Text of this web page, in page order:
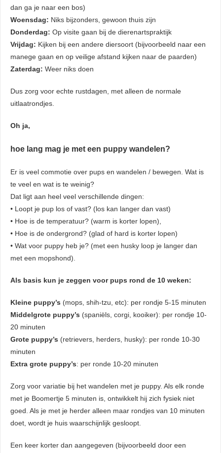
dan ga je naar een bos)
Woensdag: Niks bijzonders, gewoon thuis zijn
Donderdag: Op visite gaan bij de dierenartspraktijk
Vrijdag: Kijken bij een andere diersoort (bijvoorbeeld naar een
manege gaan en op veilige afstand kijken naar de paarden)
Zaterdag: Weer niks doen
Dus zorg voor echte rustdagen, met alleen de normale
uitlaatrondjes.
Oh ja,
hoe lang mag je met een puppy wandelen?
Er is veel commotie over pups en wandelen / bewegen. Wat is
te veel en wat is te weinig?
Dat ligt aan heel veel verschillende dingen:
• Loopt je pup los of vast? (los kan langer dan vast)
• Hoe is de temperatuur? (warm is korter lopen),
• Hoe is de ondergrond? (glad of hard is korter lopen)
• Wat voor puppy heb je? (met een husky loop je langer dan
met een mopshond).
Als basis kun je zeggen voor pups rond de 10 weken:
Kleine puppy’s (mops, shih-tzu, etc): per rondje 5-15 minuten
Middelgrote puppy’s (spaniëls, corgi, kooiker): per rondje 10-
20 minuten
Grote puppy’s (retrievers, herders, husky): per ronde 10-30
minuten
Extra grote puppy’s: per ronde 10-20 minuten
Zorg voor variatie bij het wandelen met je puppy. Als elk ronde
met je Boomertje 5 minuten is, ontwikkelt hij zich fysiek niet
goed. Als je met je herder alleen maar rondjes van 10 minuten
doet, wordt je huis waarschijnlijk gesloopt.
Een keer korter dan aangegeven (bijvoorbeeld door een